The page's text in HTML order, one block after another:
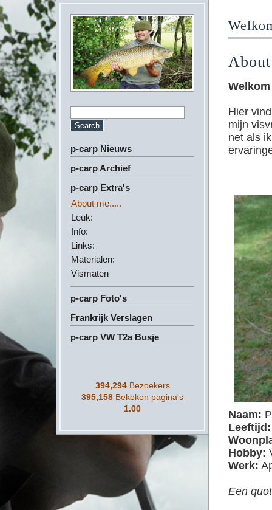
p-carp Nieuws
p-carp Archief
p-carp Extra's
About me.....
Leuk:
Info:
Links:
Materialen:
Vismaten
p-carp Foto's
Frankrijk Verslagen
p-carp VW T2a Busje
394,294 Bezoekers
395,158 Bekeken pagina's
1.00
Hier
mijn
net als
Naam:
Leeftijd:
Hobby:
Werk:
Een